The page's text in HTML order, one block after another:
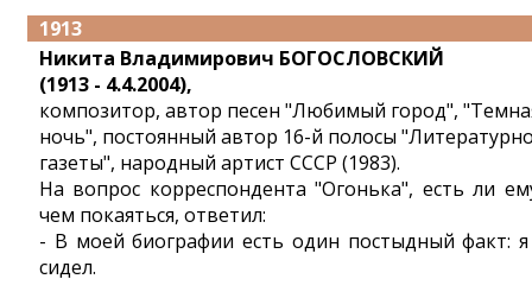
1913
Никита Владимирович БОГОСЛОВСКИЙ
(1913 - 4.4.2004),
композитор, автор песен "Любимый город",
ночь", постоянный автор 16-й полосы
газеты", народный артист СССР (1983).
На вопрос корреспондента "Огонька", есть ли
чем покаяться, ответил:
- В моей биографии есть один постыдный факт:
сидел.